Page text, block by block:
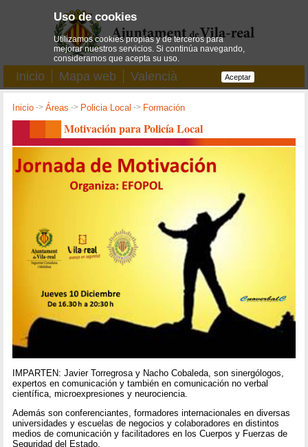
Inicio Mapa web Valencià
Inicio ->Áreas -> Policia Local -> Formación
Motivación para Policía Local
IMPARTEN: Javier Torregrosa y Nacho Cobaleda, son sinergólogos,
expertos en comunicación y también en comunicación no verbal
científica, microexpresiones y neurociencia.
Además son conferenciantes, formadores internacionales en diversas
universidades y escuelas de negocios y colaboradores en distintos
medios de comunicación y facilitadores en los Cuerpos y Fuerzas de
Seguridad del Estado.
Uso de cookies
Utilizamos cookies propias y de terceros para
mejorar nuestros servicios. Si continúa navegando,
consideramos que acepta su uso.
Aceptar